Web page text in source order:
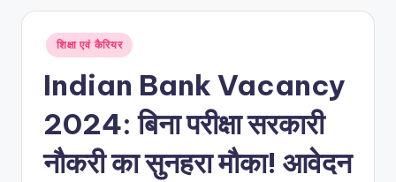
खेल,Posted
in
शिक्षा एवं कैरियर
Indian Bank Vacancy
2024: बिना परीक्षा सरकारी
नौकरी का सुनहरा मौका! आवेदन